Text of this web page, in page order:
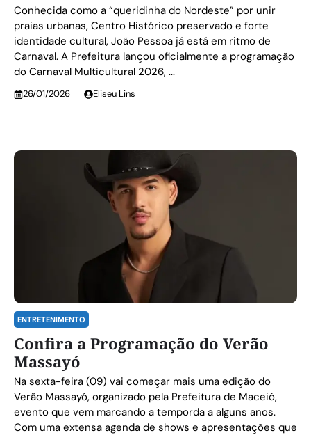
Conhecida como a “queridinha do Nordeste” por unir
praias urbanas, Centro Histórico preservado e forte
identidade cultural, João Pessoa já está em ritmo de
Carnaval. A Prefeitura lançou oficialmente a programação
do Carnaval Multicultural 2026, ...
26/01/2026 Eliseu Lins
ENTRETENIMENTO
Confira a Programação do Verão
Massayó
Na sexta-feira (09) vai começar mais uma edição do
Verão Massayó, organizado pela Prefeitura de Maceió,
evento que vem marcando a temporda a alguns anos.
Com uma extensa agenda de shows e apresentações que